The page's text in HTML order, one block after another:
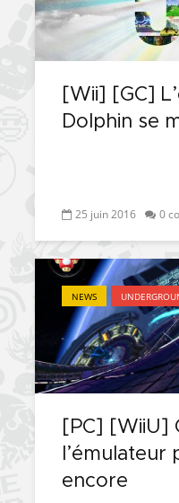
[Wii] [GC]
Dolphin se
25 juin 2016 0
NEWS
[PC] [WiiU]
l’émulateur
encore